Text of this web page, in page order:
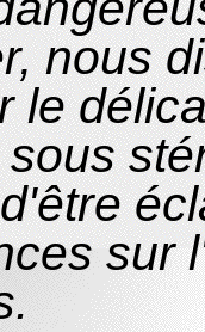
nous
le
sur